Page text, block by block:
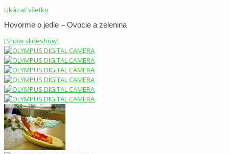
Ukázať všetko
Hovorme o jedle – Ovocie a zelenina
[Show slideshow]